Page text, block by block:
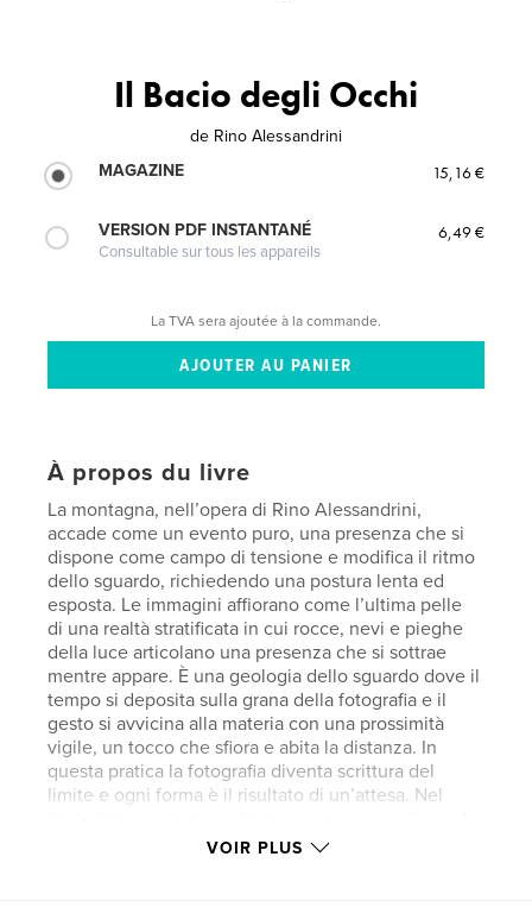
Il Bacio degli Occhi
de Rino Alessandrini
MAGAZINE
15,16 €
VERSION PDF INSTANTANÉ
Consultable sur tous les appareils
6,49 €
La TVA sera ajoutée à la commande.
À propos du livre
La montagna, nell’opera di Rino Alessandrini,
accade come un evento puro, una presenza che si
dispone come campo di tensione e modifica il ritmo
dello sguardo, richiedendo una postura lenta ed
esposta. Le immagini affiorano come l’ultima pelle
di una realtà stratificata in cui rocce, nevi e pieghe
della luce articolano una presenza che si sottrae
mentre appare. È una geologia dello sguardo dove il
tempo si deposita sulla grana della fotografia e il
gesto si avvicina alla materia con una prossimità
vigile, un tocco che sfiora e abita la distanza. In
questa pratica la fotografia diventa scrittura del
limite e ogni forma è il risultato di un’attesa. Nel
Jacques Derrida sullo sguardo che si fa contatto e
VOIR PLUS